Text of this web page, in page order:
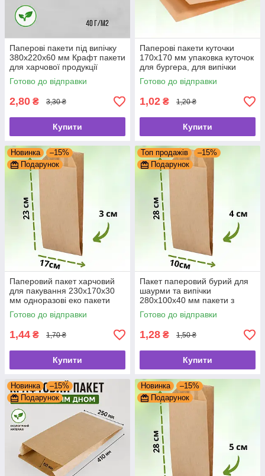
Паперові пакети під випічку
380х220х60 мм Крафт пакети
для харчової продукції
Готово до відправки
2,80 ₴ 3,30 ₴
Купити
Паперові пакети куточки
170х170 мм упаковка куточок
для бургера, для випічки
Готово до відправки
1,02 ₴ 1,20 ₴
Купити
Новинка
–15%
Подарунок
Паперовий пакет харчовий
для пакування 230х170х30
мм одноразові еко пакети
бурий крафт
Готово до відправки
1,44 ₴ 1,70 ₴
Купити
Топ продажів
–15%
Подарунок
Пакет паперовий бурий для
шаурми та випічки
280х100х40 мм пакети з
крафт-паперу
Готово до відправки
1,28 ₴ 1,50 ₴
Купити
Новинка
–15%
Подарунок
Новинка
–15%
Подарунок